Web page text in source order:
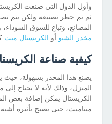
وأول الدول التي صنعت
ثم تم حظر تصنيعه ولكن يتم
المصانع، وتباع للسوق
مخدر الشبو أو الكريستال ميث
كيفية صناعة
يصنع هذا المخدر بسهولة،
المنزل، وذلك لأنه لا يحتاج
الكريستال يمكن إضافة بعض
ميتاميث، حتى يصبح تأثيره